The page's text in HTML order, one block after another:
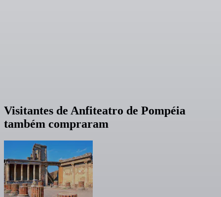
Visitantes de Anfiteatro de Pompéia
também compraram